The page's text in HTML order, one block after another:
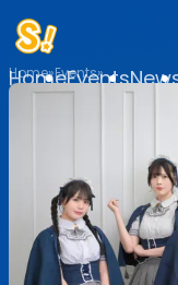
HomeEvents
Home Events